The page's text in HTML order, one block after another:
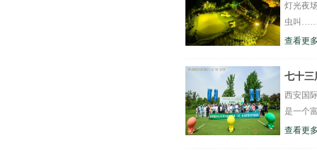
灯光夜
虫叫……
查看更
七十三
西安国
是一个
查看更